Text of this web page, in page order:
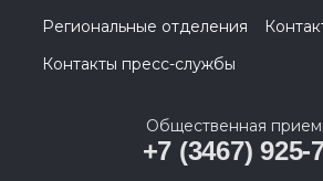
Региональные отделения
Контакты пресс-службы
Общественная
+7 (3467) 925-